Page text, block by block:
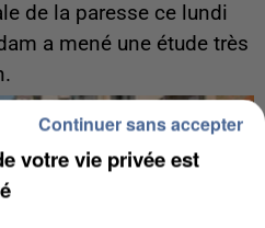
de la paresse ce lundi
a mené une étude très
votre vie privée est
Continuer sans accepter